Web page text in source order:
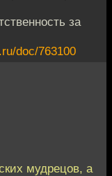
за
doc/763100
мудрецов, а